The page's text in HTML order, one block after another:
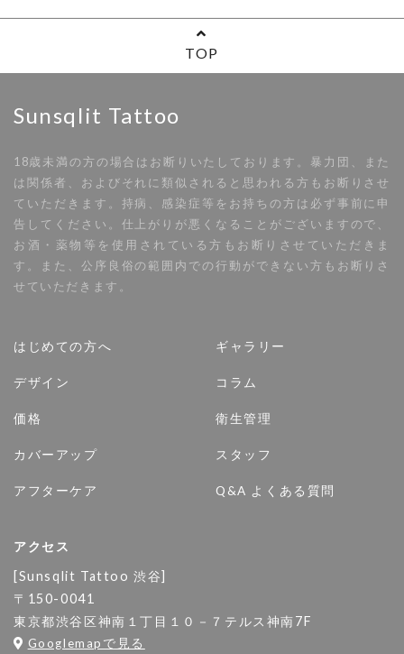
TOP
Sunsqlit Tattoo
18歳未満の方の場合はお断りいたしております。暴力団、また
は関係者、およびそれに類似されると思われる方もお断りさせ
ていただきます。持病、感染症等をお持ちの方は必ず事前に申
告してください。仕上がりが悪くなることがございますので、
お酒・薬物等を使用されている方もお断りさせていただきま
す。また、公序良俗の範囲内での行動ができない方もお断りさ
せていただきます。
はじめての方へ
デザイン
価格
カバーアップ
アフターケア
ギャラリー
コラム
衛生管理
スタッフ
Q&A よくある質問
アクセス
[Sunsqlit Tattoo 渋谷]
〒150-0041
東京都渋谷区神南１丁目１０－７テルス神南7F
Googlemapで見る